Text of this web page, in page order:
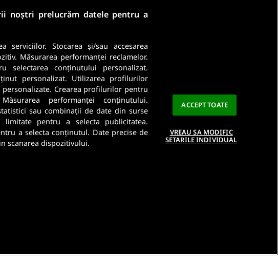
este importanta pentru noi. CitestePolitica De
noștri prelucrăm datele pentru a
serviciilor. Stocarea și/sau accesarea
Măsurarea performanței reclamelor.
selectarea conținutului personalizat.
personalizat. Utilizarea profilurilor
Crearea profilurilor pentru
performanței conținutului.
sau combinații de date din surse
pentru a selecta publicitatea.
a selecta conținutul. Date precise de
scanarea dispozitivului.
ACCEPT TOATE
VREAU SA MODIFIC
SETARILE INDIVIDUAL